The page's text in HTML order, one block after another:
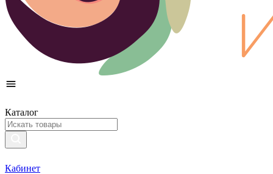
Каталог
Кабинет